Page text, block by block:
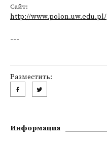
Сайт:
http://www.polon.uw.edu.pl/
---
Разместить:
Информация